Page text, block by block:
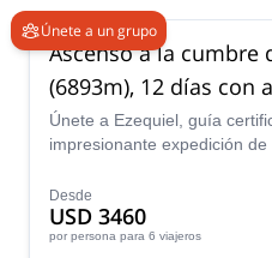
Únete a un grupo
Ascenso a la cumbre
(6893m), 12 días con
Únete a Ezequiel, guía
impresionante expedición de
volcán más alto del mundo!
Desde
USD 3460
por persona para 6 viajeros